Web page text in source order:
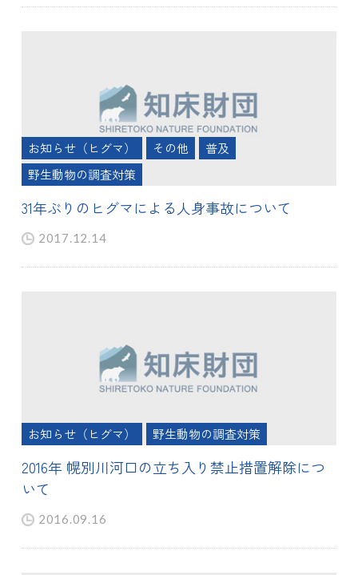
お知らせ（ヒグマ） その他
普及
野生動物の調査対策
31年ぶりのヒグマによる人身事故について
2017.12.14
お知らせ（ヒグマ） 野生動物の調査対策
2016年 幌別川河口の立ち入り禁止措置解除につ
いて
2016.09.16